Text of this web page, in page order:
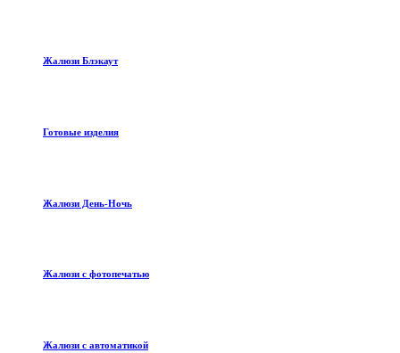
Жалюзи Блэкаут
Готовые изделия
Жалюзи День-Ночь
Жалюзи с фотопечатью
Жалюзи с автоматикой